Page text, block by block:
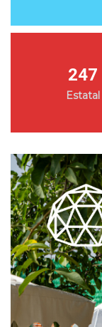
247
Estatal